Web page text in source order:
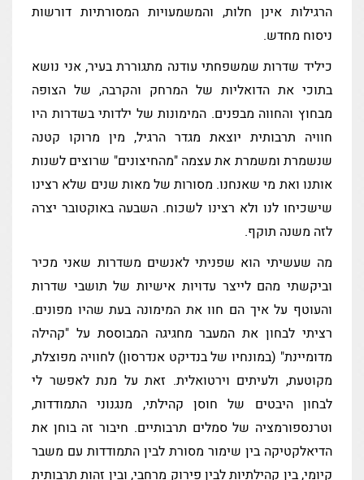
הרגילות אינן חלות, והמשמעויות המסורתיות דורשות
ניסוח מחדש.
כיליד שדרות שמשפחתי עודנה מתגוררת בעיר, אני נושא
בתוכי את הדואליות של המרחק והקרבה, של הצופה
מבחוץ והחווה מבפנים. המימונות של ילדותי בשדרות היו
חוויה תרבותית יוצאת מגדר הרגיל, מין מרוקו קטנה
שנשמרת ומשמרת את עצמה "מהחיצונים" שרוצים לשנות
אותנו ואת מי שאנחנו. מסורות של מאות שנים שלא רצינו
שישכיחו לנו ולא רצינו לשכוח. השבעה באוקטובר יצרה
לזה משנה תוקף.
מה שעשיתי הוא שפניתי לאנשים משדרות שאני מכיר
וביקשתי מהם לייצר עדויות אישיות של תושבי שדרות
והעוטף על איך הם חוו את המימונה בעת שהיו מפונים.
רציתי לבחון את המעבר מחגיגה המבוססת על "קהילה
מדומיינת" (במונחיו של בנדיקט אנדרסון) לחוויה מפוצלת,
מקוטעת, ולעיתים וירטואלית. זאת על מנת לאפשר לי
לבחון היבטים של חוסן קהילתי, מנגנוני התמודדות,
וטרנספורמציה של סמלים תרבותיים. חיבור זה בוחן את
הדיאלקטיקה בין שימור מסורת לבין התמודדות עם משבר
קיומי, בין קהילתיות לבין פירוק מרחבי, ובין זהות תרבותית